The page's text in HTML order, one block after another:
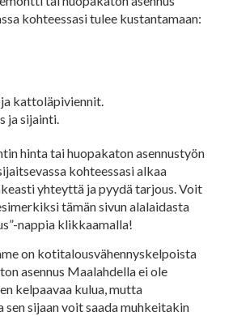
kohteessasi tulee kustantamaan:
kattoläpiviennit.
ja sijainti.
hinta tai huopakaton asennustyön
kohteessasi alkaa
yhteyttä ja pyydä tarjous. Voit
tämän sivun alalaidasta
nappia klikkaamalla!
on kotitalousvähennyskelpoista
asennus Maalahdella ei ole
kelpaavaa kulua, mutta
sijaan voit saada muhkeitakin